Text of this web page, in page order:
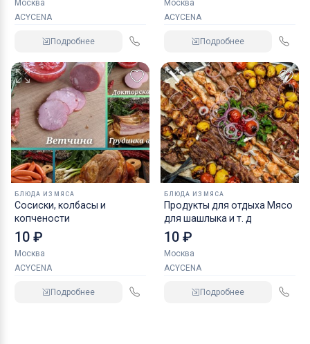
Москва
ACYCENA
Подробнее
Москва
ACYCENA
Подробнее
БЛЮДА ИЗ МЯСА
Сосиски, колбасы и
копчености
10 ₽
Москва
ACYCENA
Подробнее
БЛЮДА ИЗ МЯСА
Продукты для отдыха Мясо
для шашлыка и т. д
10 ₽
Москва
ACYCENA
Подробнее